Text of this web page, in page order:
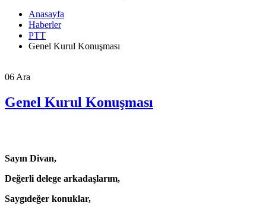
Anasayfa
Haberler
PTT
Genel Kurul Konuşması
06 Ara
Genel Kurul Konuşması
Sayın Divan,
Değerli delege arkadaşlarım,
Saygıdeğer konuklar,